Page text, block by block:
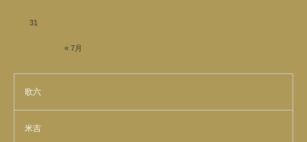
« 7月
31
歌六
米吉